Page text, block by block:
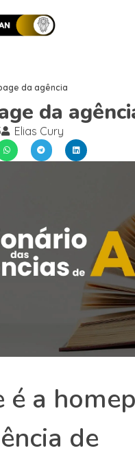
da agência
da
Elias Cury
é a
de